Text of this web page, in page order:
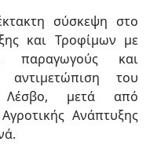
σύσκεψη στο
και Τροφίμων με
παραγωγούς και
του
μετά από
Ανάπτυξης